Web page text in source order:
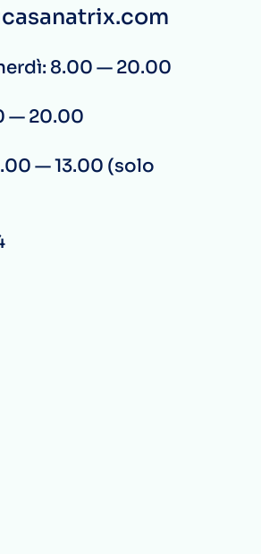
8.00 — 20.00
— 20.00
— 13.00 (solo